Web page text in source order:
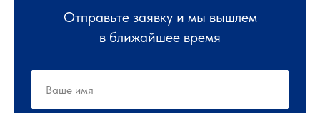
Отправьте заявку и мы вышлем
в ближайшее время